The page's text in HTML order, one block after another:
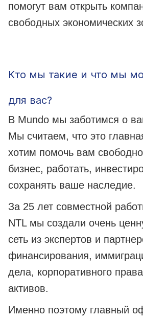
помогут вам открыть
свободных экономических
Кто мы такие и что мы
для вас?
В Mundo мы заботимся о
Мы считаем, что это
хотим помочь вам
бизнес, работать,
сохранять ваше наследие.
За 25 лет совместной
NTL мы создали очень
сеть из экспертов и
финансирования,
дела, корпоративного
активов.
Именно поэтому главный